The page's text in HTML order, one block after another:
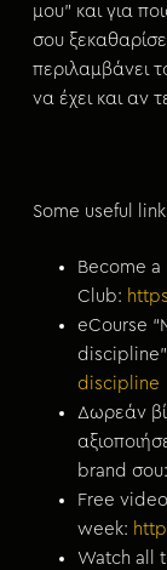
μου” και για
σου
περιλαμβάνει
να έχει και αν
Some useful
Become
Club:
eCourse
discipline⁠
Δωρεάν
brand σου:
Free
week:
Watch all